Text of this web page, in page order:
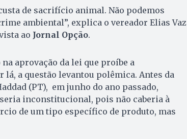
de sacrifício animal. Não podemos
ambiental”, explica o vereador Elias Vaz
ao Jornal Opção.
aprovação da lei que proíbe a
lá, a questão levantou polêmica. Antes da
(PT), em junho do ano passado,
inconstitucional, pois não caberia à
de um tipo específico de produto, mas